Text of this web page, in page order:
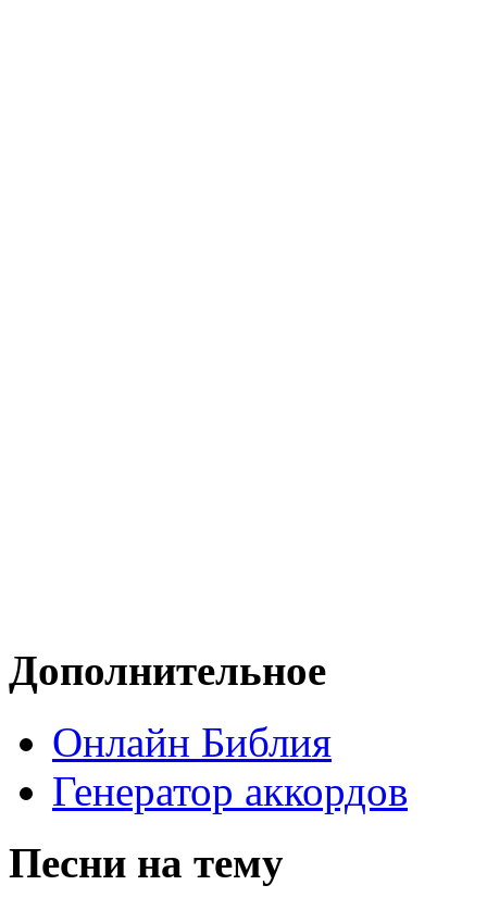
Дополнительное
Онлайн Библия
Генератор аккордов
Песни на тему